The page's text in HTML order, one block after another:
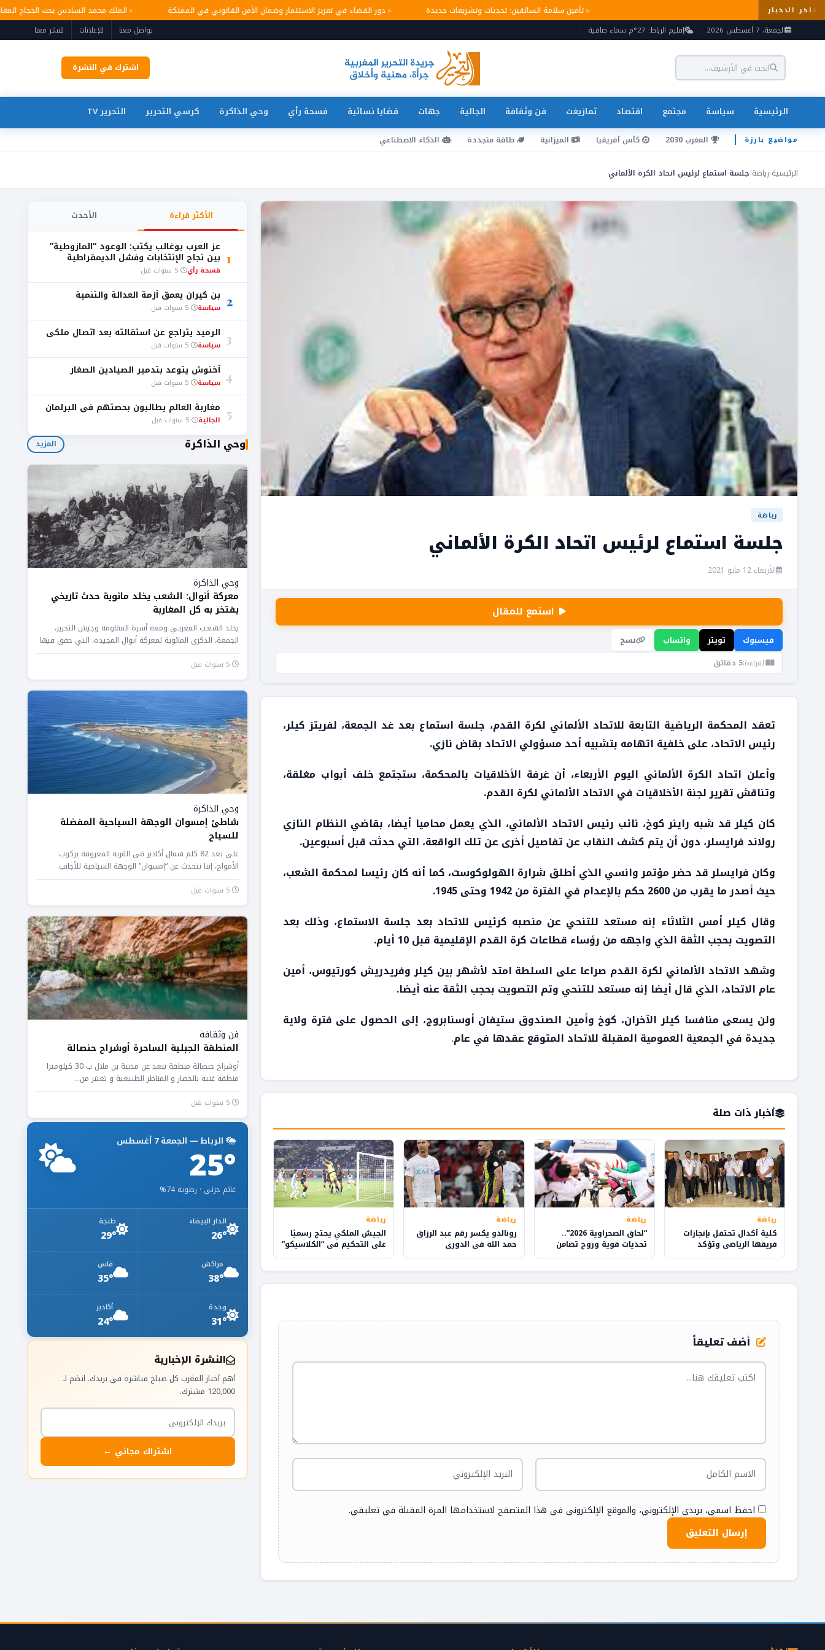
اخر الاخبار تأمين سلامة السائقين: تحديات وتشريعات جديدة دور القضاء في تعزيز الاستثمار وضمان الأمن القانوني في المملكة
الملك محمد السادس يحث الحجاج
الجمعة، 7 أغسطس 2026
إقليم الرباط: 27°م سماء صافية تواصل معنا للإعلانات للنشر معنا
اشترك في النشرة
الرئيسية سياسة مجتمع اقتصاد تمازيغت فن وثقافة الجالية جهات قضايا نسائية فسحة رأي وحي الذاكرة كرسي التحرير التحرير TV
مواضيع بارزة المغرب 2030 كأس أفريقيا الميزانية طاقة متجددة الذكاء الاصطناعي
الرئيسية›رياضة›جلسة استماع لرئيس اتحاد الكرة الألماني
رياضة
جلسة استماع لرئيس اتحاد الكرة الألماني
الأربعاء 12 مايو 2021
استمع للمقال
فيسبوك تويتر واتساب
نسخ
القراءة:5 دقائق
تعقد المحكمة الرياضية التابعة للاتحاد الألماني لكرة القدم، جلسة استماع بعد غد الجمعة، لفريتز كيلر،
رئيس الاتحاد، على خلفية اتهامه بتشبيه أحد مسؤولي الاتحاد بقاض نازي.
وأعلن اتحاد الكرة الألماني اليوم الأربعاء، أن غرفة الأخلاقيات بالمحكمة، ستجتمع خلف أبواب مغلقة،
وتناقش تقرير لجنة الأخلاقيات في الاتحاد الألماني لكرة القدم.
كان كيلر قد شبه راينر كوخ، نائب رئيس الاتحاد الألماني، الذي يعمل محاميا أيضا، بقاضي النظام النازي
رولاند فرايسلر، دون أن يتم كشف النقاب عن تفاصيل أخرى عن تلك الواقعة، التي حدثت قبل أسبوعين.
وكان فرايسلر قد حضر مؤتمر وانسي الذي أطلق شرارة الهولوكوست، كما أنه كان رئيسا لمحكمة الشعب،
حيث أصدر ما يقرب من 2600 حكم بالإعدام في الفترة من 1942 وحتى 1945.
وقال كيلر أمس الثلاثاء إنه مستعد للتنحي عن منصبه كرئيس للاتحاد بعد جلسة الاستماع، وذلك بعد
التصويت بحجب الثقة الذي واجهه من رؤساء قطاعات كرة القدم الإقليمية قبل 10 أيام.
وشهد الاتحاد الألماني لكرة القدم صراعا على السلطة امتد لأشهر بين كيلر وفريدريش كورتيوس، أمين
عام الاتحاد، الذي قال أيضا إنه مستعد للتنحي وتم التصويت بحجب الثقة عنه أيضا.
ولن يسعى منافسا كيلر الآخران، كوخ وأمين الصندوق ستيفان أوسنابروج، إلى الحصول على فترة ولاية
جديدة في الجمعية العمومية المقبلة للاتحاد المتوقع عقدها في عام.
أخبار ذات صلة
رياضة
كلية أكدال تحتفل بإنجازات
فريقها الرياضي وتؤكد
التزامها بالتميز الطلابي
رياضة
“لحاق الصحراوية 2026”..
تحديات قوية وروح تضامن
في اليوم الثالث بالداخلة
رياضة
رونالدو يكسر رقم عبد الرزاق
حمد الله في الدوري
السعودي
رياضة
الجيش الملكي يحتج رسميًا
على التحكيم في “الكلاسيكو”
أضف تعليقاً
احفظ اسمي، بريدي الإلكتروني، والموقع الإلكتروني في هذا المتصفح لاستخدامها المرة المقبلة في تعليقي.
الأكثر قراءة الأحدث
1
عز العرب بوغالب يكتب: الوعود “المازوطية”
بين نجاح الإنتخابات وفشل الديمقراطية
فسحة رأي
2 بن كيران يعمق أزمة العدالة والتنمية
سياسة
3 الرميد يتراجع عن استقالته بعد اتصال ملكي
سياسة
4 أخنوش يتوعد بتدمير الصيادين الصغار
سياسة
5 مغاربة العالم يطالبون بحصتهم في البرلمان
الجالية
وحي الذاكرة المزيد
وحي الذاكرة
معركة أنوال: الشعب يخلد مائوية حدث تاريخي
يفتخر به كل المغاربة
يخلد الشعـب المغربـي ومعه أسرة المقاومة وجيش التحرير،
الجمعة، الذكرى المائوية لمعركة أنوال المجيدة، التي حقق فيها
المقاومون والمجاهدون المغاربة...
وحي الذاكرة
شاطئ إمسوان الوجهة السياحية المفضلة
للسياح
على بعد 82 كلم شمال أكادير في القرية المعروفة بركوب
الأمواج، إننا نتحدث عن “إمسوان” الوجهة السياحية للأجانب
والمغاربة، حيث...
فن وثقافة
المنطقة الجبلية الساحرة أوشراح حنصالة
أوشراح حنصالة منطقة تبعد عن مدينة بن ملال ب 30 كيلومترا
منطقة غنية بالخضار و المناظر الطبيعية و تعتبر من...
الرباط — الجمعة 7 أغسطس
25°
غائم جزئي · رطوبة 74%
الدار البيضاء
26°
طنجة
29°
مراكش
38°
فاس
35°
وجدة
31°
أكادير
24°
النشرة الإخبارية
أهم أخبار المغرب كل صباح مباشرة في بريدك. انضم لـ
120,000 مشترك.
اشتراك مجاني ←